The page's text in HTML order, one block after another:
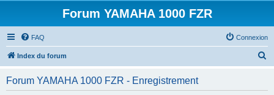
Forum YAMAHA 1000 FZR
FAQ Connexion
Index du forum
Forum YAMAHA 1000 FZR - Enregistrement